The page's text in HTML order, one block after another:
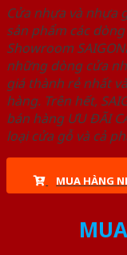
Cửa nhựa và nhựa
sản phẩm các
Showroom
những dòng cửa
giá thành rẻ nhất
hàng. Trên hết,
bán hàng ƯU ĐÃI
loại cửa gỗ và cả
MUA HÀNG